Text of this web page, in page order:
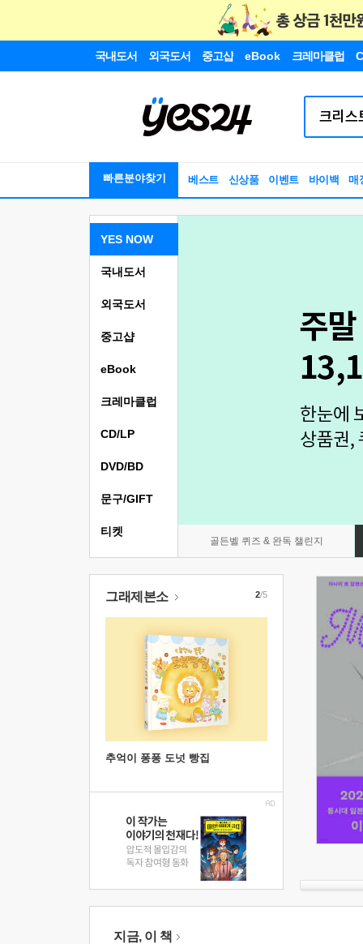
국내도서 외국도서 중고샵 eBook 크레마클럽
빠른분야찾기 베스트 신상품 이벤트 바이백 매
YES NOW
골든벨 퀴즈 & 완독 챌린지
국내도서
외국도서
중고샵
eBook
크레마클럽
CD/LP
DVD/BD
문구/GIFT
티켓
그래제본소
추억이 퐁퐁 도넛 빵집
2/5
지금, 이 책